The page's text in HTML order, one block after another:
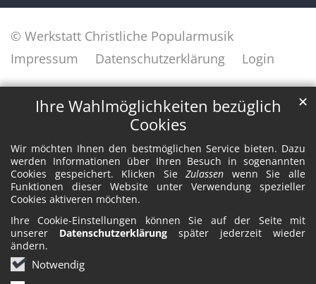
Ihre Wahlmöglichkeiten bezüglich
Cookies
Wir möchten Ihnen den bestmöglichen Service bieten. Dazu
werden Informationen über Ihren Besuch in sogenannten
Cookies gespeichert. Klicken SieZulassen wenn Sie alle
Funktionen dieser Website unter Verwendung spezieller
Cookies aktiveren möchten.
Ihre Cookie-Einstellungen können Sie auf der Seite mit
unserer Datenschutzerklärung später jederzeit wieder
ändern.
Notwendig
✕
© Werkstatt Christliche Popularmusik
Impressum
Datenschutzerklärung Login